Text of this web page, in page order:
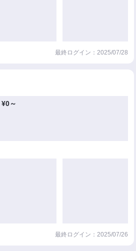
最終ログイン：2025/07/28
¥0～
最終ログイン：2025/07/26